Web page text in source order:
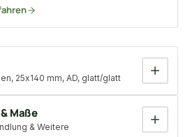
25x140 mm, AD, glatt/glatt
Maße
& Weitere